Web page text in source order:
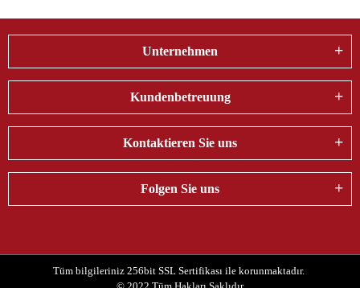
Unternehmen
Kundenbetreuung
Kontaktieren Sie uns
Folgen Sie uns
Tüm bilgileriniz 256bit SSL Sertifikası ile korunmaktadır.